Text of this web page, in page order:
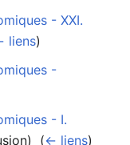
- XXI.
liens)
-
- I.
(← liens)